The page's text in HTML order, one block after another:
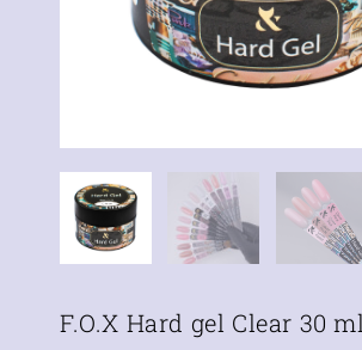
F.O.X Hard gel Clear 30 ml